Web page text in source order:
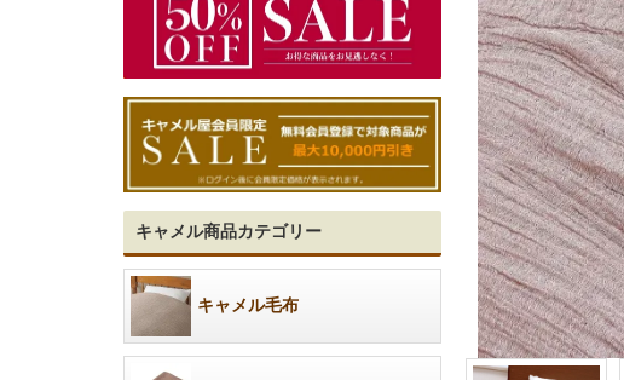
キャメル商品カテゴリー
キャメル毛布